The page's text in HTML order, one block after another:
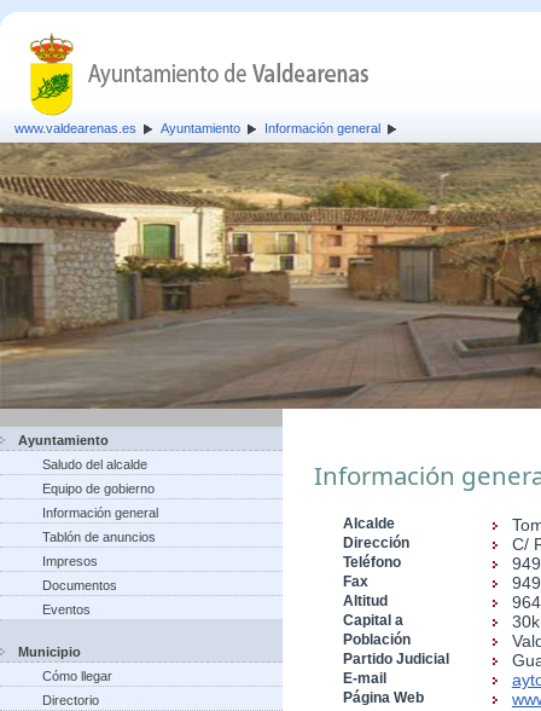
www.valdearenas.es Ayuntamiento Información general
Ayuntamiento
Saludo del alcalde
Equipo de gobierno
Información general
Tablón de anuncios
Impresos
Documentos
Eventos
Municipio
Cómo llegar
Directorio
Información
Alcalde
Dirección C/
Teléfono
Fax
Altitud
Capital a
Población
Partido Judicial
E-mail
Página Web